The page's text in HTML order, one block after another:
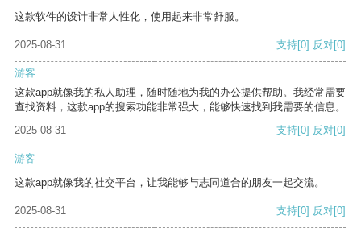
这款软件的设计非常人性化，使用起来非常舒服。
2025-08-31 支持[0] 反对[0]
游客
这款app就像我的私人助理，随时随地为我的办公提供帮助。我经常需要
查找资料，这款app的搜索功能非常强大，能够快速找到我需要的信息。
2025-08-31
支持[0] 反对[0]
游客
这款app就像我的社交平台，让我能够与志同道合的朋友一起交流。
2025-08-31 支持[0] 反对[0]